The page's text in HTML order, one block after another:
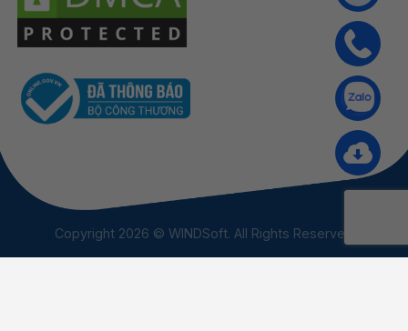
Copyright 2026 © WINDSoft. All Rights Reserved